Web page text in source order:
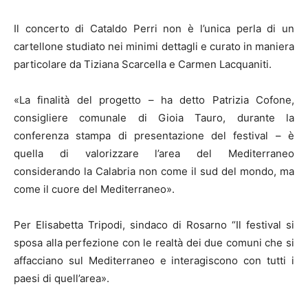
Il concerto di Cataldo Perri non è l’unica perla di un
cartellone studiato nei minimi dettagli e curato in maniera
particolare da Tiziana Scarcella e Carmen Lacquaniti.
«La finalità del progetto – ha detto Patrizia Cofone,
consigliere comunale di Gioia Tauro, durante la
conferenza stampa di presentazione del festival – è
quella di valorizzare l’area del Mediterraneo
considerando la Calabria non come il sud del mondo, ma
come il cuore del Mediterraneo».
Per Elisabetta Tripodi, sindaco di Rosarno “Il festival si
sposa alla perfezione con le realtà dei due comuni che si
affacciano sul Mediterraneo e interagiscono con tutti i
paesi di quell’area».